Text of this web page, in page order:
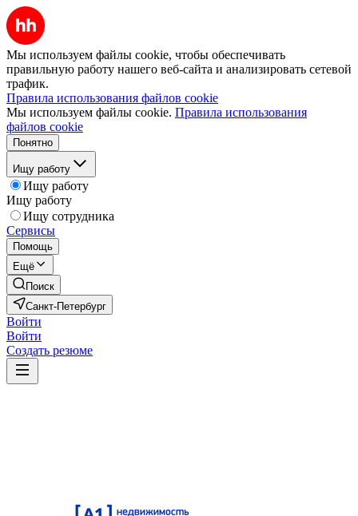
Мы используем файлы cookie, чтобы обеспечивать
правильную работу нашего веб-сайта и анализировать сетевой
трафик.
Правила использования файлов cookie
Мы используем файлы cookie. Правила использования
файлов cookie
Понятно
Ищу работу
Ищу работу
Ищу работу
Ищу сотрудника
Сервисы
Помощь
Ещё
Поиск
Санкт-Петербург
Войти
Войти
Создать резюме